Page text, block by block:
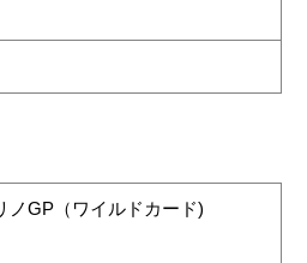
ノGP（ワイルドカード)